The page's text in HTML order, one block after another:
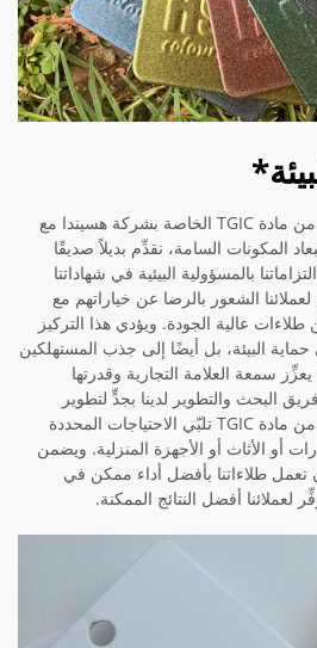
تُصمَّم طلاءات البودرة الخالية من مادة TGIC الخاصة بشركة هسيندا مع
المكونات السامة، نقدِّم بديلاً صديقًا
بالمسؤولية البيئية في شهاداتنا
الشعور بالرضا عن خياراتهم مع
عالية الجودة. ويؤدي هذا التركيز
البيئة، بل أيضًا إلى جذب المستهلكين
سمعة العلامة التجارية وقدرتها
البحث والتطوير لدينا بجدٍّ لتطوير
طلاءات بودرة مخصصة خالية من مادة TGIC تلبّي الاحتياجات المحددة
أو الأثاث أو الأجهزة المنزلية. ويضمن
طلاءاتنا بأفضل أداء ممكن في
لعملائنا أفضل النتائج الممكنة.